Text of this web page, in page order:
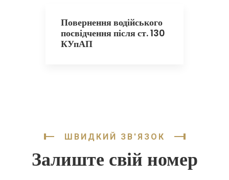
Повернення водійського
посвідчення після ст. 130
КУпАП
ШВИДКИЙ ЗВ'ЯЗОК
Залиште свій номер